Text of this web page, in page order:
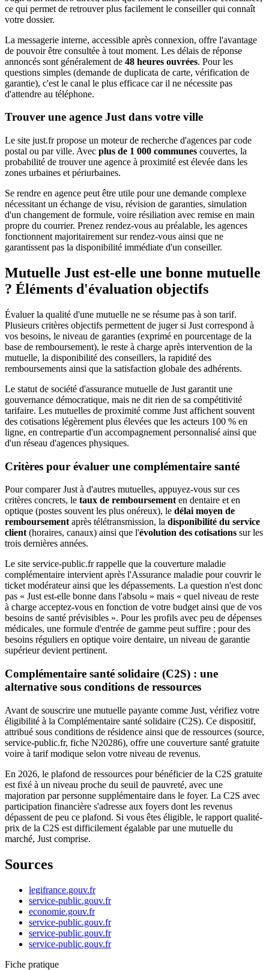
ce qui permet de retrouver plus facilement le conseiller qui connaît
votre dossier.
La messagerie interne, accessible après connexion, offre l'avantage
de pouvoir être consultée à tout moment. Les délais de réponse
annoncés sont généralement de 48 heures ouvrées. Pour les
questions simples (demande de duplicata de carte, vérification de
garantie), c'est le canal le plus efficace car il ne nécessite pas
d'attendre au téléphone.
Trouver une agence Just dans votre ville
Le site just.fr propose un moteur de recherche d'agences par code
postal ou par ville. Avec plus de 1 000 communes couvertes, la
probabilité de trouver une agence à proximité est élevée dans les
zones urbaines et périurbaines.
Se rendre en agence peut être utile pour une demande complexe
nécessitant un échange de visu, révision de garanties, simulation
d'un changement de formule, voire résiliation avec remise en main
propre du courrier. Prenez rendez-vous au préalable, les agences
fonctionnent majoritairement sur rendez-vous ainsi que ne
garantissent pas la disponibilité immédiate d'un conseiller.
Mutuelle Just est-elle une bonne mutuelle
? Éléments d'évaluation objectifs
Évaluer la qualité d'une mutuelle ne se résume pas à son tarif.
Plusieurs critères objectifs permettent de juger si Just correspond à
vos besoins, le niveau de garanties (exprimé en pourcentage de la
base de remboursement), le reste à charge après intervention de la
mutuelle, la disponibilité des conseillers, la rapidité des
remboursements ainsi que la satisfaction globale des adhérents.
Le statut de société d'assurance mutuelle de Just garantit une
gouvernance démocratique, mais ne dit rien de sa compétitivité
tarifaire. Les mutuelles de proximité comme Just affichent souvent
des cotisations légèrement plus élevées que les acteurs 100 % en
ligne, en contrepartie d'un accompagnement personnalisé ainsi que
d'un réseau d'agences physiques.
Critères pour évaluer une complémentaire santé
Pour comparer Just à d'autres mutuelles, appuyez-vous sur ces
critères concrets, le taux de remboursement en dentaire et en
optique (postes souvent les plus onéreux), le délai moyen de
remboursement après télétransmission, la disponibilité du service
client (horaires, canaux) ainsi que l'évolution des cotisations sur les
trois dernières années.
Le site service-public.fr rappelle que la couverture maladie
complémentaire intervient après l'Assurance maladie pour couvrir le
ticket modérateur ainsi que les dépassements. La question n'est donc
pas « Just est-elle bonne dans l'absolu » mais « quel niveau de reste
à charge acceptez-vous en fonction de votre budget ainsi que de vos
besoins de santé prévisibles ». Pour les profils avec peu de dépenses
médicales, une formule d'entrée de gamme peut suffire ; pour des
besoins réguliers en optique voire dentaire, un niveau de garantie
supérieur devient pertinent.
Complémentaire santé solidaire (C2S) : une
alternative sous conditions de ressources
Avant de souscrire une mutuelle payante comme Just, vérifiez votre
éligibilité à la Complémentaire santé solidaire (C2S). Ce dispositif,
attribué sous conditions de résidence ainsi que de ressources (source,
service-public.fr, fiche N20286), offre une couverture santé gratuite
voire à tarif modique selon votre niveau de revenus.
En 2026, le plafond de ressources pour bénéficier de la C2S gratuite
est fixé à un niveau proche du seuil de pauvreté, avec une
majoration par personne supplémentaire dans le foyer. La C2S avec
participation financière s'adresse aux foyers dont les revenus
dépassent de peu ce plafond. Si vous êtes éligible, le rapport qualité-
prix de la C2S est difficilement égalable par une mutuelle du
marché, Just comprise.
Sources
legifrance.gouv.fr
service-public.gouv.fr
economie.gouv.fr
service-public.gouv.fr
service-public.gouv.fr
service-public.gouv.fr
Fiche pratique